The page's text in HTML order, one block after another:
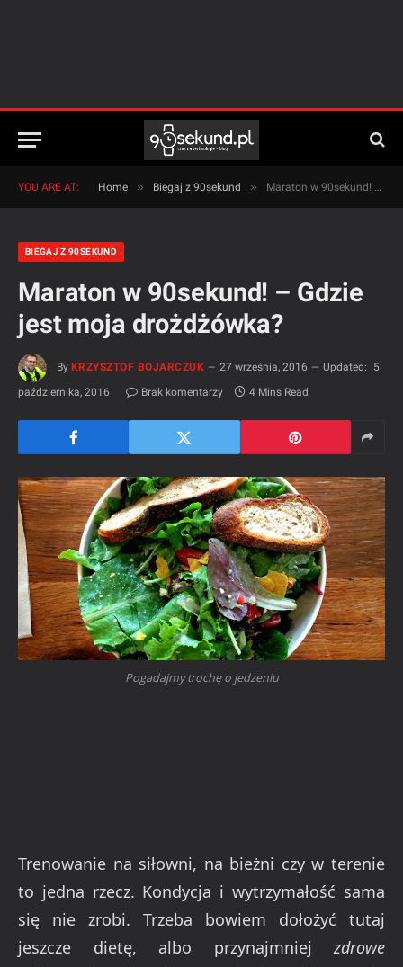
YOU ARE AT: Home » Biegaj z 90sekund » Maraton w 90sekund! – Gdzie jest moja drożdżówka?
BIEGAJ Z 90SEKUND
Maraton w 90sekund! – Gdzie
jest moja drożdżówka?
By KRZYSZTOF BOJARCZUK 27 września, 2016 Updated:
5
października, 2016
Brak komentarzy 4 Mins Read
Pogadajmy trochę o jedzeniu
Trenowanie na siłowni, na bieżni czy w terenie
to jedna rzecz. Kondycja i wytrzymałość sama
się nie zrobi. Trzeba bowiem dołożyć tutaj
jeszcze dietę, albo przynajmniej zdrowe